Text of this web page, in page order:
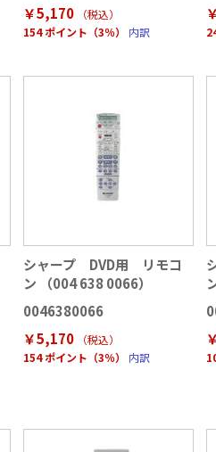
￥5,170
（税込）
154 ポイント（3％）
内訳
シャープ DVD用 リモコ
ン （004 638 0066）
0046380066
￥5,170
（税込）
154 ポイント（3％）
内訳